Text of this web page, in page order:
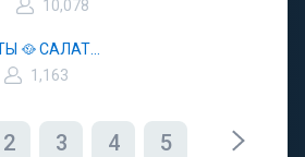
10,078
1,163
2 3 4 5